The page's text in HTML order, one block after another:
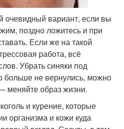
вариант, если вы
поздно ложитесь и при
Если же на такой
работа, всё
Убрать синяки под
больше не вернулись, можно
меняйте образ жизни.
и курение, которые
организма и кожи куда